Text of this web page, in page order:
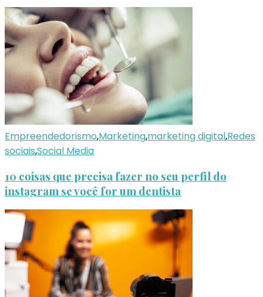
Empreendedorismo,Marketing,marketing digital,Redes
sociais,Social Media
10 coisas que precisa fazer no seu perfil do
instagram se você for um dentista